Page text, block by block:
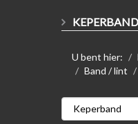
KEPERBAND
U bent hier:
Band / lint